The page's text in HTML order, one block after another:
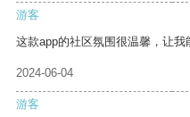
游客
这款app的社区氛围很温馨，让我
2024-06-04
游客